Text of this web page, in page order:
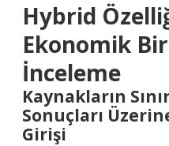
Hybrid
Ekonomik
İnceleme
Kaynakların
Sonuçları
Girişi